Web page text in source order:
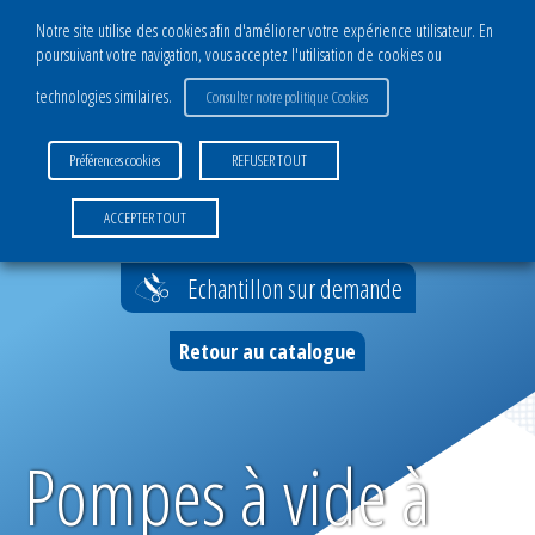
DIVISION COMPOSITES
Pompes à vide à piston sec PS 2V
CATALOGUE
Films de mise sous vide
Complexes infusion sous vide
Filets infusion
Accessoires infusion
Accessoires moulage sous vide
Echantillon sur demande
Retour au catalogue
Pompes à vide à
Notre site utilise des cookies afin d'améliorer votre expérience utilisateur. En
poursuivant votre navigation, vous acceptez l'utilisation de cookies ou
technologies similaires.
Consulter notre politique Cookies
Préférences cookies REFUSER TOUT
ACCEPTER TOUT